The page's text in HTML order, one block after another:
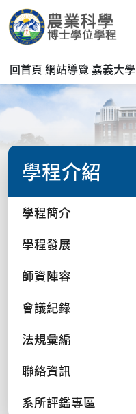
回首頁 網站導覽 嘉義大學
學程介紹
學程簡介
學程發展
師資陣容
會議紀錄
法規彙編
聯絡資訊
系所評鑑專區